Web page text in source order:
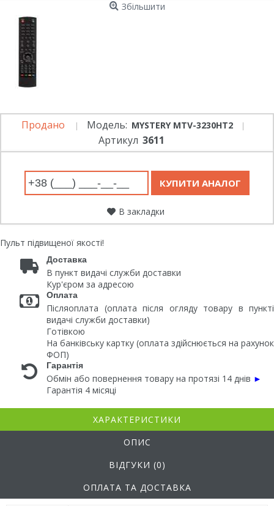
Збільшити
Продано Модель: MYSTERY MTV-3230HT2
Артикул 3611
В закладки
Пульт підвищеної якості!
Доставка
В пункт видачі служби доставки
Кур'єром за адресою
Оплата
Післяоплата (оплата після огляду товару в пункті
видачі служби доставки)
Готівкою
На банківську картку (оплата здійснюється на рахунок
ФОП)
Гарантія
Обмін або повернення товару на протязі 14 днів ►
Гарантія 4 місяці
ХАРАКТЕРИСТИКИ
ОПИС
ВІДГУКИ (0)
ОПЛАТА ТА ДОСТАВКА